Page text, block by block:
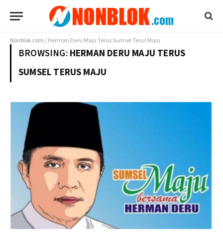
Nonblok.com/Herman Deru Maju Terus Sumsel Terus Maju
BROWSING:HERMAN DERU MAJU TERUS
SUMSEL TERUS MAJU